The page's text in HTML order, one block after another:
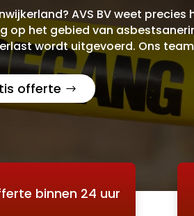
AVS BV weet
op het gebied van
wordt uitgevoerd. Ons
offerte
binnen 24 uur